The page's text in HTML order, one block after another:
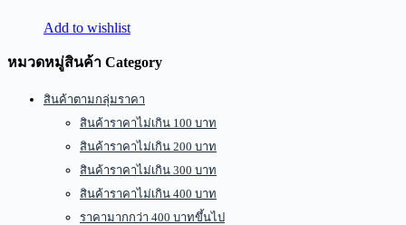
Add to wishlist
หมวดหมู่สินค้า Category
สินค้าตามกลุ่มราคา
สินค้าราคาไม่เกิน 100 บาท
สินค้าราคาไม่เกิน 200 บาท
สินค้าราคาไม่เกิน 300 บาท
สินค้าราคาไม่เกิน 400 บาท
ราคามากกว่า 400 บาทขึ้นไป